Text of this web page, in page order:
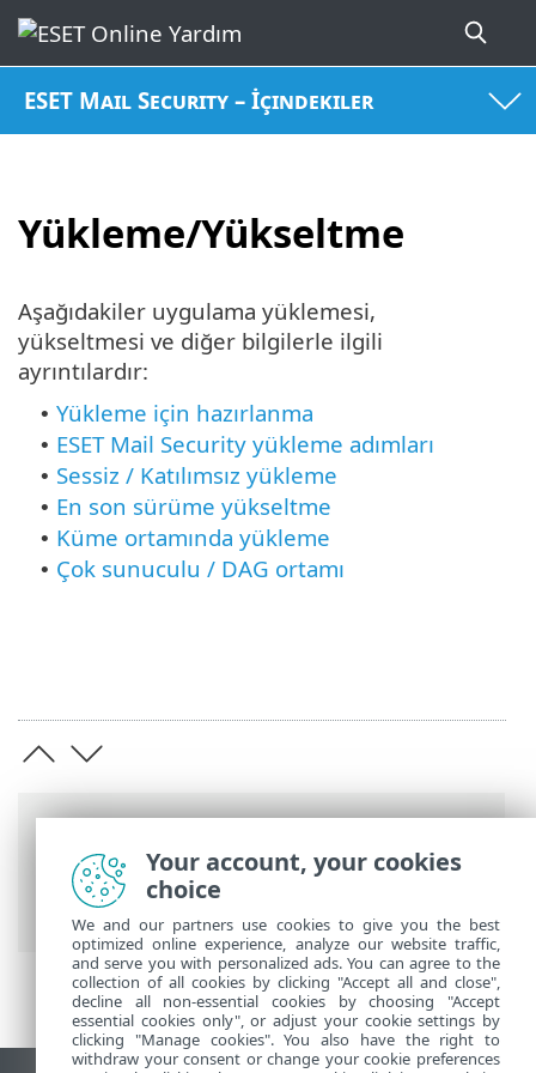
ESET Mail Security – İçindekiler
Yükleme/Yükseltme
ESET Online Yardım ESET Mail Security
Yükleme/Yükseltme
Aşağıdakiler uygulama yüklemesi,
yükseltmesi ve diğer bilgilerle ilgili
ayrıntılardır:
• Yükleme için hazırlanma
• ESET Mail Security yükleme adımları
• Sessiz / Katılımsız yükleme
• En son sürüme yükseltme
• Küme ortamında yükleme
• Çok sunuculu / DAG ortamı
Your account, your cookies
choice
We and our partners use cookies to give you the best
optimized online experience, analyze our website traffic,
and serve you with personalized ads. You can agree to the
collection of all cookies by clicking "Accept all and close",
decline all non-essential cookies by choosing "Accept
essential cookies only", or adjust your cookie settings by
clicking "Manage cookies". You also have the right to
withdraw your consent or change your cookie preferences